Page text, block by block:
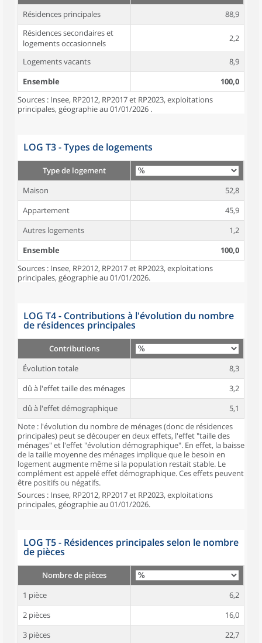
Résidences principales
88,9
Résidences secondaires et
logements occasionnels
2,2
Logements vacants
8,9
Ensemble
100,0
Sources : Insee, RP2012, RP2017 et RP2023, exploitations
principales, géographie au 01/01/2026 .
LOG T3 - Types de logements
Type de logement
Maison
52,8
Appartement
45,9
Autres logements
1,2
Ensemble
100,0
Sources : Insee, RP2012, RP2017 et RP2023, exploitations
principales, géographie au 01/01/2026.
LOG T4 - Contributions à l'évolution du nombre
de résidences principales
Contributions
Évolution totale
8,3
dû à l'effet taille des ménages
3,2
dû à l'effet démographique
5,1
Note : l'évolution du nombre de ménages (donc de résidences
principales) peut se découper en deux effets, l'effet "taille des
ménages" et l'effet "évolution démographique". En effet, la baisse
de la taille moyenne des ménages implique que le besoin en
logement augmente même si la population restait stable. Le
complément est appelé effet démographique. Ces effets peuvent
être positifs ou négatifs.
Sources : Insee, RP2012, RP2017 et RP2023, exploitations
principales, géographie au 01/01/2026.
LOG T5 - Résidences principales selon le nombre
de pièces
Nombre de pièces
1 pièce
6,2
2 pièces
16,0
3 pièces
22,7